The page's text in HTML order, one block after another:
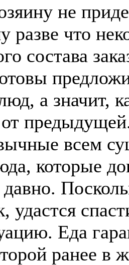
не
разве что
состава
а значит,
всем
которые
давно.
удастся
Еда
ранее в